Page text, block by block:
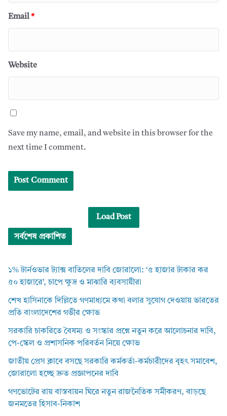
Email*
Website
Save my name, email, and website in this browser for the
next time I comment.
Load Post
সর্বশেষ প্রকাশিত
১% টার্নওভার ট্যাক্স বাতিলের দাবি জোরালো: ‘৫ হাজার টাকার কর
৫০ হাজারে’, চাপে ক্ষুদ্র ও মাঝারি ব্যবসায়ীরা
শেখ হাসিনাকে দিল্লিতে গণমাধ্যমে কথা বলার সুযোগ দেওয়ায় ভারতের
প্রতি বাংলাদেশের গভীর ক্ষোভ
সরকারি চাকরিতে বৈষম্য ও সংস্কার প্রশ্নে নতুন করে আলোচনার দাবি,
পে-স্কেল ও প্রশাসনিক পরিবর্তন নিয়ে ক্ষোভ
জাতীয় প্রেস ক্লাবে বসছে সরকারি কর্মকর্তা-কর্মচারীদের বৃহৎ সমাবেশ,
জোরালো হচ্ছে দ্রুত প্রজ্ঞাপনের দাবি
গণভোটের রায় বাস্তবায়ন ঘিরে নতুন রাজনৈতিক সমীকরণ, বাড়ছে
জনমতের হিসাব-নিকাশ